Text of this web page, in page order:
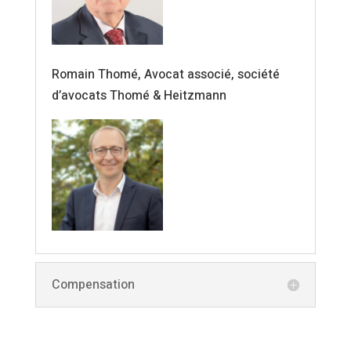
Romain Thomé, Avocat associé, société
d’avocats Thomé & Heitzmann
Compensation